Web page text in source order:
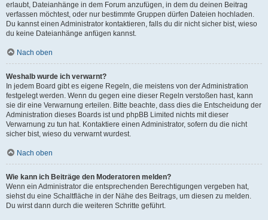
erlaubt, Dateianhänge in dem Forum anzufügen, in dem du deinen Beitrag
verfassen möchtest, oder nur bestimmte Gruppen dürfen Dateien hochladen.
Du kannst einen Administrator kontaktieren, falls du dir nicht sicher bist, wieso
du keine Dateianhänge anfügen kannst.
Nach oben
Weshalb wurde ich verwarnt?
In jedem Board gibt es eigene Regeln, die meistens von der Administration
festgelegt werden. Wenn du gegen eine dieser Regeln verstoßen hast, kann
sie dir eine Verwarnung erteilen. Bitte beachte, dass dies die Entscheidung der
Administration dieses Boards ist und phpBB Limited nichts mit dieser
Verwarnung zu tun hat. Kontaktiere einen Administrator, sofern du die nicht
sicher bist, wieso du verwarnt wurdest.
Nach oben
Wie kann ich Beiträge den Moderatoren melden?
Wenn ein Administrator die entsprechenden Berechtigungen vergeben hat,
siehst du eine Schaltfläche in der Nähe des Beitrags, um diesen zu melden.
Du wirst dann durch die weiteren Schritte geführt.